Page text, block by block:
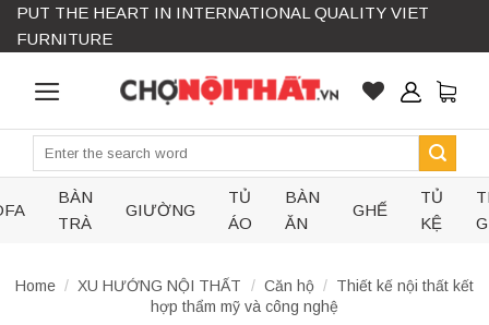
Skip
PUT THE HEART IN INTERNATIONAL QUALITY VIET
FURNITURE
Search
BÀN
TRÀ
GIƯỜNG
TỦ
ÁO
BÀN
ĂN
GHẾ
TỦ
KỆ
Home / XU HƯỚNG NỘI THẤT / Căn hộ / Thiết kế nội thất kết
hợp thẩm mỹ và công nghệ